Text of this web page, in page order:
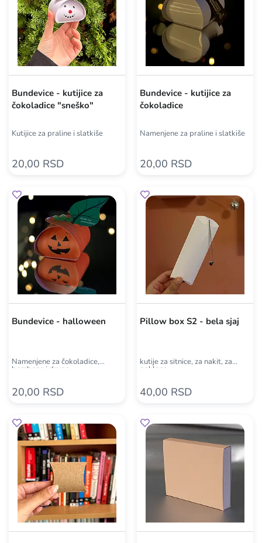
Bundevice - kutijice za
čokoladice "sneško"
Kutijice za praline i slatkiše
20,00 RSD
Bundevice - kutijice za
čokoladice
Namenjene za praline i slatkiše
20,00 RSD
Bundevice - halloween
Namenjene za čokoladice,
bombone i drugo
20,00 RSD
Pillow box S2 - bela sjaj
kutije za sitnice, za nakit, za
poklone
40,00 RSD